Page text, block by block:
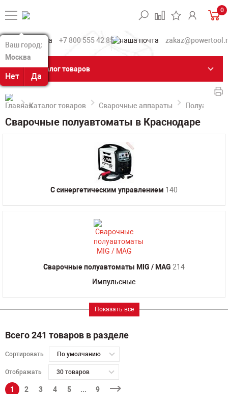
Ваш город:
Москва
Нет Да
Ваш город:
Москва
Нет Да
0
+7 800 555 42 85
Каталог товаров
Каталог товаров Сварочные аппараты
Сварочные полуавтоматы в Краснодаре
С синергетическим управлением 140
Сварочные полуавтоматы MIG / MAG 214
Импульсные
Показать все
Всего 241 товаров в разделе
Сортировать По умолчанию
Отображать 30 товаров
1 2 3 4 5 ... 9